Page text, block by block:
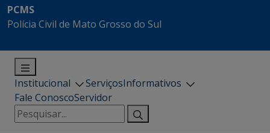
PCMS
Polícia Civil de Mato Grosso do Sul
Institucional ServiçosInformativos
Fale ConoscoServidor
Pesquisar
por: